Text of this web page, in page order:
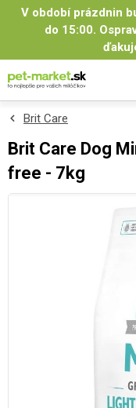
V období prázdnin
do 15:00.
Brit Care
Brit Care Dog
free - 7kg